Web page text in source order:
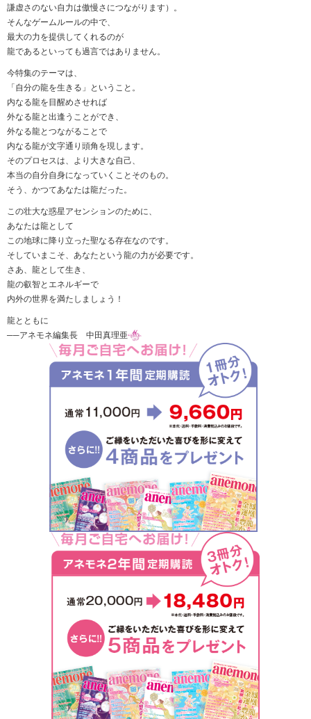
謙虚さのない自力は傲慢さにつながります）。
そんなゲームルールの中で、
最大の力を提供してくれるのが
龍であるといっても過言ではありません。
今特集のテーマは、
「自分の龍を生きる」ということ。
内なる龍を目醒めさせれば
外なる龍と出逢うことができ、
外なる龍とつながることで
内なる龍が文字通り頭角を現します。
そのプロセスは、より大きな自己、
本当の自分自身になっていくことそのもの。
そう、かつてあなたは龍だった。
この壮大な惑星アセンションのために、
あなたは龍として
この地球に降り立った聖なる存在なのです。
そしていまこそ、あなたという龍の力が必要です。
さあ、龍として生き、
龍の叡智とエネルギーで
内外の世界を満たしましょう！
龍とともに
──アネモネ編集長 中田真理亜